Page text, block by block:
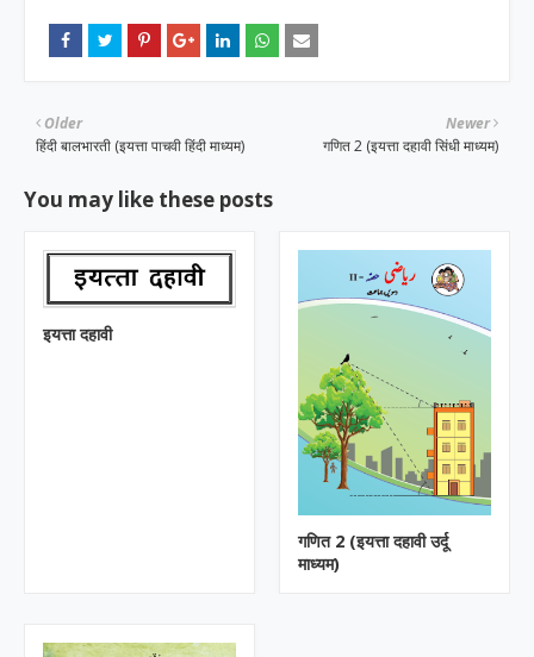
Newer
गणित 2 (इयत्ता दहावी सिंधी माध्यम)
Older
हिंदी बालभारती (इयत्ता पाचवी हिंदी माध्यम)
You may like these posts
इयत्ता दहावी
गणित 2 (इयत्ता दहावी उर्दू
माध्यम)